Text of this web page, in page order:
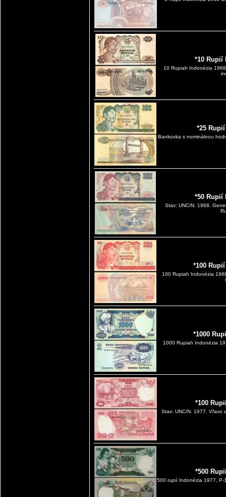
*10 Rupií
10 Rupiah Indonézia
*25 Rupií
Bankovka s nominálnou
*50 Rupií
Stav: UNC/N. 1968.
*100
100 Rupiah Indonézia
*1000
1000 Rupiah Indonézia
*100
Stav: UNC/N. 1977. Vľavo
*500
500 rupií Indonézia 1977, P-